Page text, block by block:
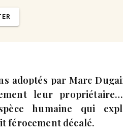
adoptés par Marc
leur
humaine qui
férocement décalé.